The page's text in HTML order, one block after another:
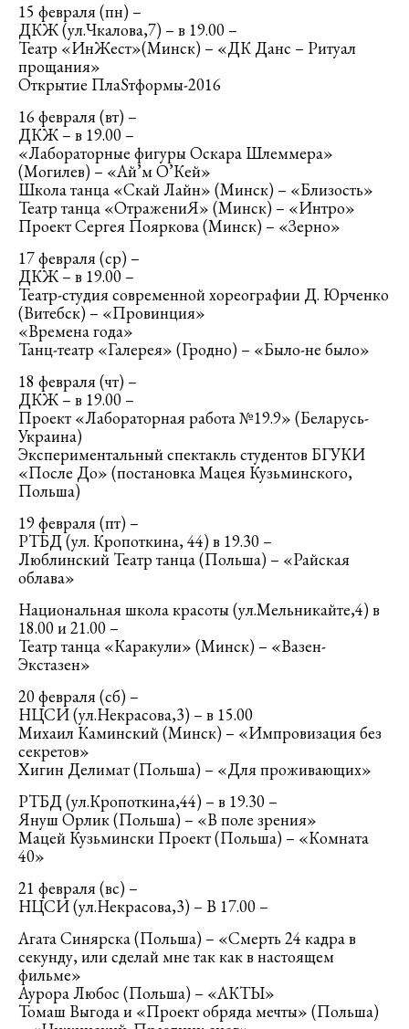
15 февраля (пн) –
ДКЖ (ул.Чкалова,7) – в 19.00 –
Театр «ИнЖест»(Минск) – «ДК Данс – Ритуал
прощания»
Открытие ПлаSтформы-2016
16 февраля (вт) –
ДКЖ – в 19.00 –
«Лабораторные фигуры Оскара Шлеммера»
(Могилев) – «Ай’м О’Кей»
Школа танца «Скай Лайн» (Минск) – «Близость»
Театр танца «ОтражениЯ» (Минск) – «Интро»
Проект Сергея Пояркова (Минск) – «Зерно»
17 февраля (ср) –
ДКЖ – в 19.00 –
Театр-студия современной хореографии Д. Юрченко
(Витебск) – «Провинция»
«Времена года»
Танц-театр «Галерея» (Гродно) – «Было-не было»
18 февраля (чт) –
ДКЖ – в 19.00 –
Проект «Лабораторная работа №19.9» (Беларусь-
Украина)
Экспериментальный спектакль студентов БГУКИ
«После До» (постановка Мацея Кузьминского,
Польша)
19 февраля (пт) –
РТБД (ул. Кропоткина, 44) в 19.30 –
Люблинский Театр танца (Польша) – «Райская
облава»
Национальная школа красоты (ул.Мельникайте,4) в
18.00 и 21.00 –
Театр танца «Каракули» (Минск) – «Вазен-
Экстазен»
20 февраля (сб) –
НЦСИ (ул.Некрасова,3) – в 15.00
Михаил Каминский (Минск) – «Импровизация без
секретов»
Хигин Делимат (Польша) – «Для проживающих»
РТБД (ул.Кропоткина,44) – в 19.30 –
Януш Орлик (Польша) – «В поле зрения»
Мацей Кузьмински Проект (Польша) – «Комната
40»
21 февраля (вс) –
НЦСИ (ул.Некрасова,3) – В 17.00 –
Агата Синярска (Польша) – «Смерть 24 кадра в
секунду, или сделай мне так как в настоящем
фильме»
Аурора Любос (Польша) – «АКТЫ»
Томаш Выгода и «Проект обряда мечты» (Польша)